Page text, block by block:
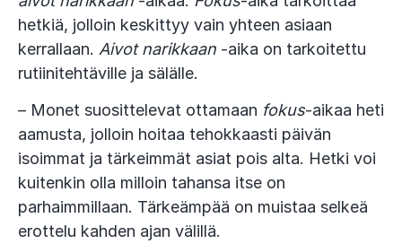
hetkiä, jolloin keskittyy vain yhteen asiaan
kerrallaan. Aivot narikkaan -aika on tarkoitettu
rutiinitehtäville ja sälälle.
– Monet suosittelevat ottamaan fokus-aikaa heti
aamusta, jolloin hoitaa tehokkaasti päivän
isoimmat ja tärkeimmät asiat pois alta. Hetki voi
kuitenkin olla milloin tahansa itse on
parhaimmillaan. Tärkeämpää on muistaa selkeä
erottelu kahden ajan välillä.